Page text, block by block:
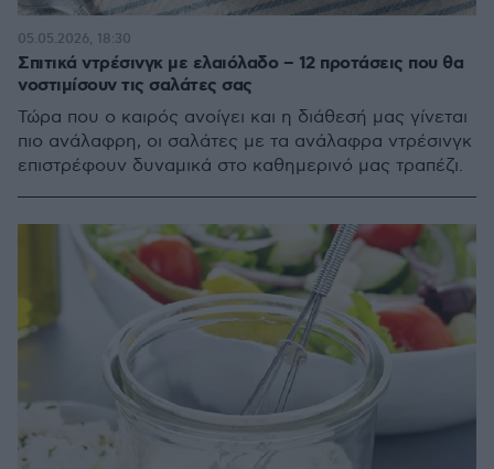
Σπιτικά ντρέσινγκ με ελαιόλαδο – 12 προτάσεις που θα
νοστιμίσουν τις σαλάτες σας
Τώρα που ο καιρός ανοίγει και η διάθεσή μας γίνεται
πιο ανάλαφρη, οι σαλάτες με τα ανάλαφρα ντρέσινγκ
επιστρέφουν δυναμικά στο καθημερινό μας τραπέζι.
05.05.2026, 18:30